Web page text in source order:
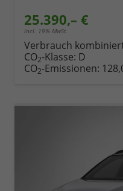
25.390,– €
incl. 19% MwSt.
Verbrauch
CO2-Klasse: D
CO2-Emissionen: